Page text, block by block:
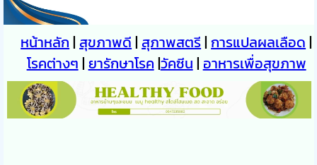
หน้าหลัก | สุขภาพดี | สุภาพสตรี|การแปลผลเลือด |
โรคต่างๆ | ยารักษาโรค |วัคซีน | อาหารเพื่อสุขภาพ